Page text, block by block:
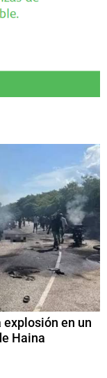
en un
Haina